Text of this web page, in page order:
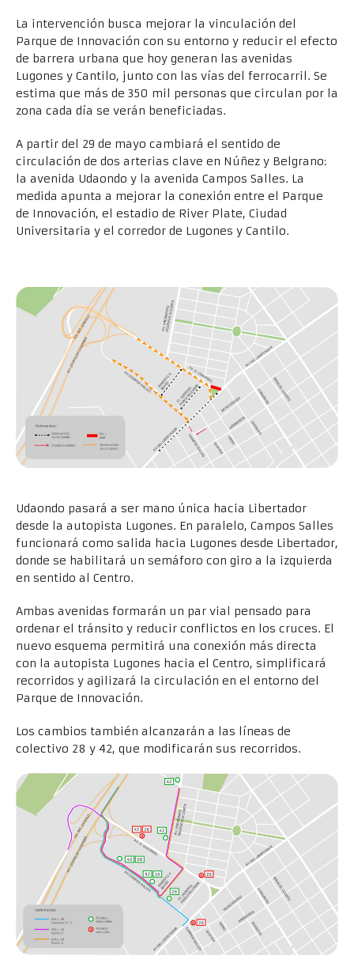
La intervención busca mejorar la vinculación del
Parque de Innovación con su entorno y reducir el efecto
de barrera urbana que hoy generan las avenidas
Lugones y Cantilo, junto con las vías del ferrocarril. Se
estima que más de 350 mil personas que circulan por la
zona cada día se verán beneficiadas.
A partir del 29 de mayo cambiará el sentido de
circulación de dos arterias clave en Núñez y Belgrano:
la avenida Udaondo y la avenida Campos Salles. La
medida apunta a mejorar la conexión entre el Parque
de Innovación, el estadio de River Plate, Ciudad
Universitaria y el corredor de Lugones y Cantilo.
Udaondo pasará a ser mano única hacia Libertador
desde la autopista Lugones. En paralelo, Campos Salles
funcionará como salida hacia Lugones desde Libertador,
donde se habilitará un semáforo con giro a la izquierda
en sentido al Centro.
Ambas avenidas formarán un par vial pensado para
ordenar el tránsito y reducir conflictos en los cruces. El
nuevo esquema permitirá una conexión más directa
con la autopista Lugones hacia el Centro, simplificará
recorridos y agilizará la circulación en el entorno del
Parque de Innovación.
Los cambios también alcanzarán a las líneas de
colectivo 28 y 42, que modificarán sus recorridos.